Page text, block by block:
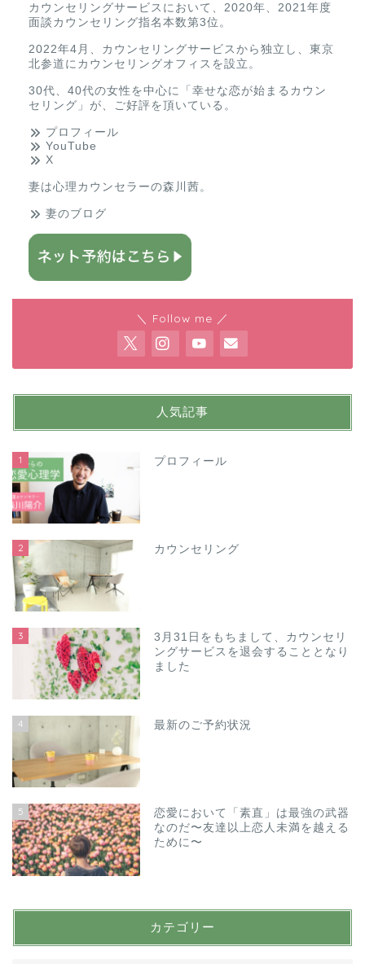
カウンセリングサービスにおいて、2020年、2021年度
面談カウンセリング指名本数第3位。
2022年4月、カウンセリングサービスから独立し、東京
北参道にカウンセリングオフィスを設立。
30代、40代の女性を中心に「幸せな恋が始まるカウン
セリング」が、ご好評を頂いている。
プロフィール
YouTube
X
妻は心理カウンセラーの森川茜 。
妻のブログ
＼ Follow me ／
人気記事
1 プロフィール
2 カウンセリング
3
3月31日をもちまして、カウンセリ
ングサービスを退会することとなり
ました
4 最新のご予約状況
5
恋愛において「素直」は最強の武器
なのだ〜友達以上恋人未満を越える
ために〜
カテゴリー